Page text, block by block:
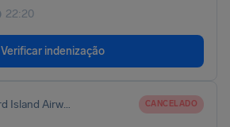
22:20
Verificar indenização
Windward Island Airways International CANCELADO